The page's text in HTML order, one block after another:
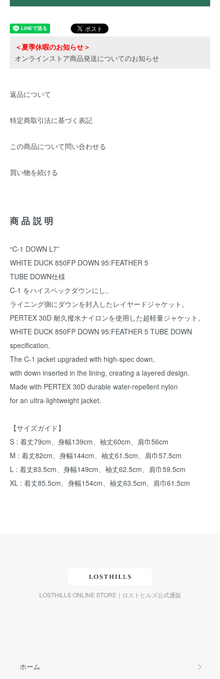
＜夏季休暇のお知らせ＞
オンラインストア商品発送についてのお知らせ
返品について
特定商取引法に基づく表記
この商品について問い合わせる
買い物を続ける
商品説明
“C-1 DOWN L7”
WHITE DUCK 850FP DOWN 95:FEATHER 5
TUBE DOWN仕様
C-1 をハイスペックダウンにし、
ライニング側にダウンを封入したレイヤードジャケット。
PERTEX 30D 耐久撥水ナイロンを使用した超軽量ジャケット。
WHITE DUCK 850FP DOWN 95:FEATHER 5 TUBE DOWN
specification.
The C-1 jacket upgraded with high-spec down,
with down inserted in the lining, creating a layered design.
Made with PERTEX 30D durable water-repellent nylon
for an ultra-lightweight jacket.
【サイズガイド】
S : 着丈79cm、身幅139cm、袖丈60cm、肩巾56cm
M : 着丈82cm、身幅144cm、袖丈61.5cm、肩巾57.5cm
L : 着丈83.5cm、身幅149cm、袖丈62.5cm、肩巾59.5cm
XL : 着丈85.5cm、身幅154cm、袖丈63.5cm、肩巾61.5cm
LOSTHILLS ONLINE STORE｜ロストヒルズ公式通販
ホーム